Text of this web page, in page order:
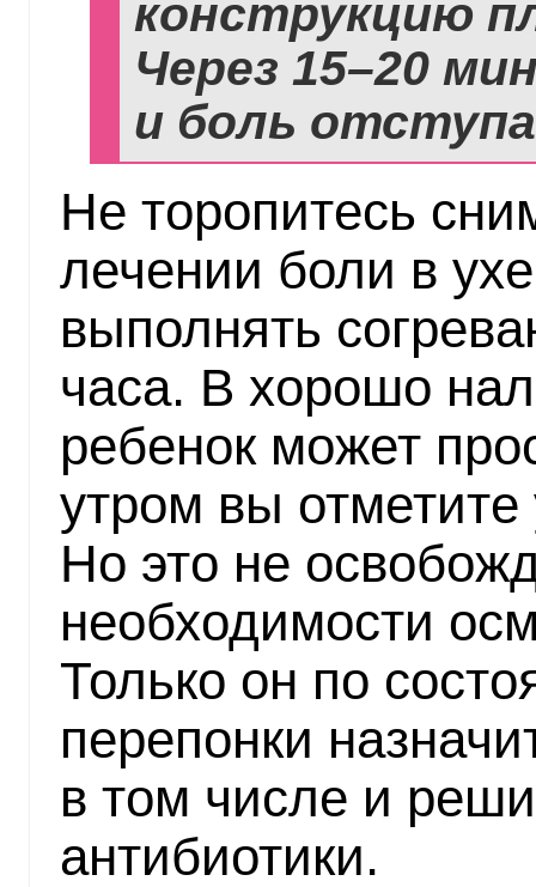
конструкцию
Через 15–20
и боль
Не торопитесь
лечении боли в
выполнять
часа. В хорошо
ребенок может
утром вы
Но это не
необходимости
Только он по
перепонки
в том числе и
антибиотики.